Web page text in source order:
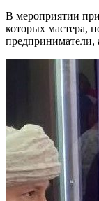
В мероприятии
которых мастера,
предприниматели,